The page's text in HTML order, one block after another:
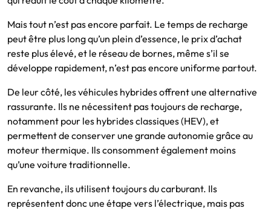
Mais tout n’est pas encore parfait. Le temps de recharge
peut être plus long qu’un plein d’essence, le prix d’achat
reste plus élevé, et le réseau de bornes, même s’il se
développe rapidement, n’est pas encore uniforme partout.
De leur côté, les véhicules hybrides offrent une alternative
rassurante. Ils ne nécessitent pas toujours de recharge,
notamment pour les hybrides classiques (HEV), et
permettent de conserver une grande autonomie grâce au
moteur thermique. Ils consomment également moins
qu’une voiture traditionnelle.
En revanche, ils utilisent toujours du carburant. Ils
représentent donc une étape vers l’électrique, mais pas